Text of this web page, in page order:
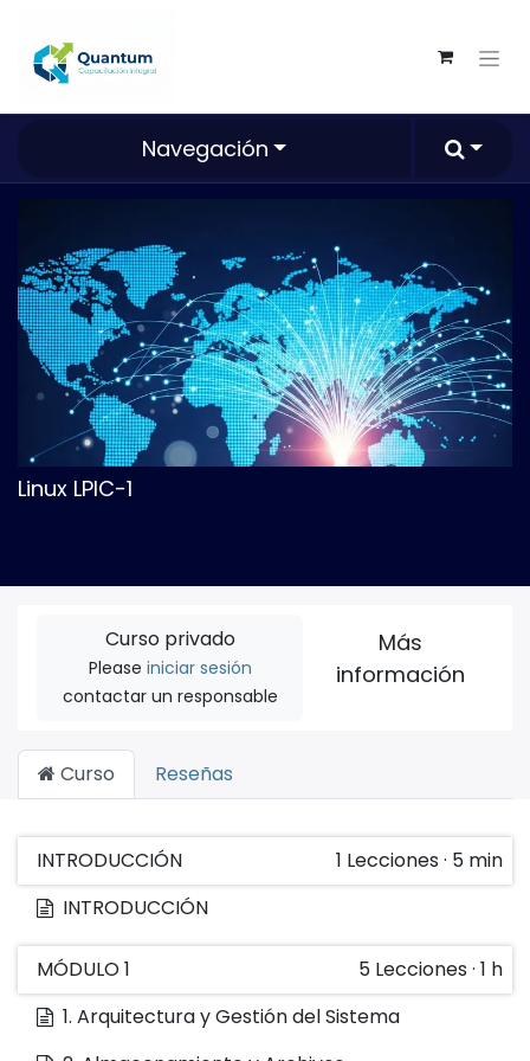
Navegación
Linux LPIC-1
Curso privado
Please iniciar sesión
contactar un responsable
Más
información
Curso Reseñas
INTRODUCCIÓN 1 Lecciones · 5 min
INTRODUCCIÓN
MÓDULO 1 5 Lecciones · 1 h
1. Arquitectura y Gestión del Sistema